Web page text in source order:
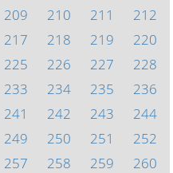
209 210 211
212
217 218 219
220
225 226 227
228
233 234 235
236
241 242 243
244
249 250 251
252
257 258 259
260